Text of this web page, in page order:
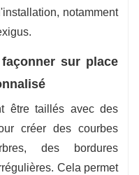
notamment
sur place
être taillés avec des
créer des courbes
des bordures
Cela permet